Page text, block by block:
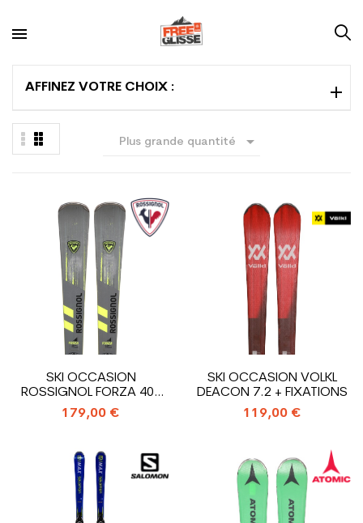
AFFINEZ VOTRE CHOIX :
Plus grande quantité 
SKI OCCASION
ROSSIGNOL FORZA 40°
V-CA + FIXATIONS
179,00 €
SKI OCCASION VOLKL
DEACON 7.2 + FIXATIONS
119,00 €